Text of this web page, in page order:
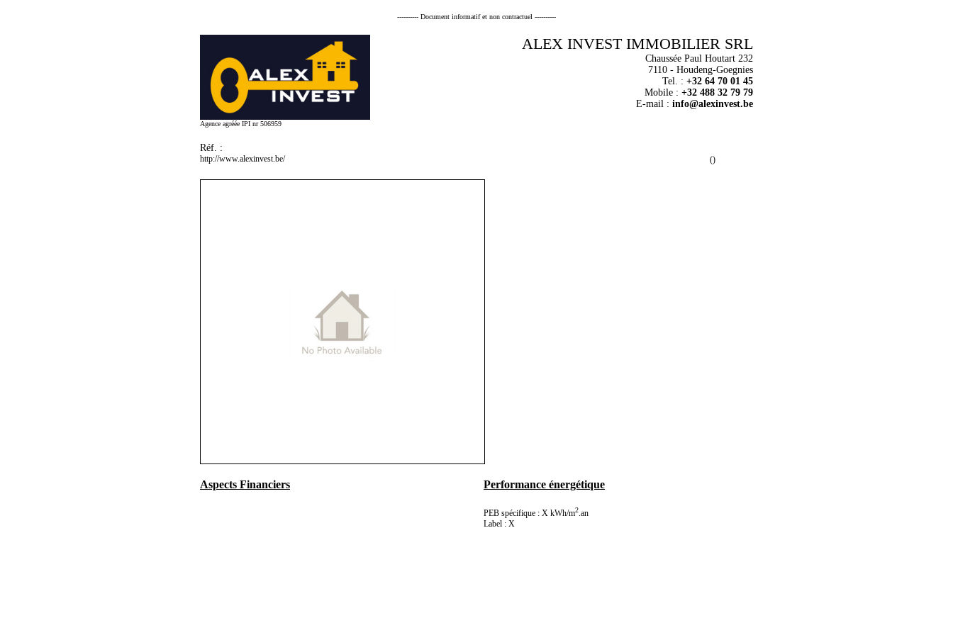
---------- Document informatif et non contractuel ----------
Agence agréée IPI nr 506959
ALEX INVEST IMMOBILIER SRL
Chaussée Paul Houtart 232
7110 - Houdeng-Goegnies
Tel. : +32 64 70 01 45
Mobile : +32 488 32 79 79
E-mail : info@alexinvest.be
Réf. :
http://www.alexinvest.be/ ()
Aspects Financiers Performance énergétique
PEB spécifique : X kWh/m2.an
Label : X